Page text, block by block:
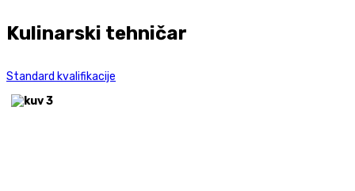
Kulinarski tehničar
Standard kvalifikacije